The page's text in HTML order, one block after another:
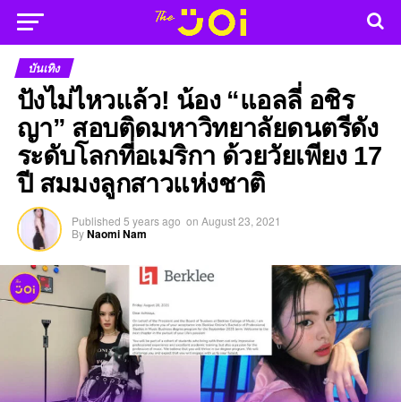
บันเทิง
ปังไม่ไหวแล้ว! น้อง “แอลลี่ อชิร
ญา” สอบติดมหาวิทยาลัยดนตรีดัง
ระดับโลกที่อเมริกา ด้วยวัยเพียง 17
ปี สมมงลูกสาวแห่งชาติ
Published 5 years ago on August 23, 2021
ByNaomi Nam